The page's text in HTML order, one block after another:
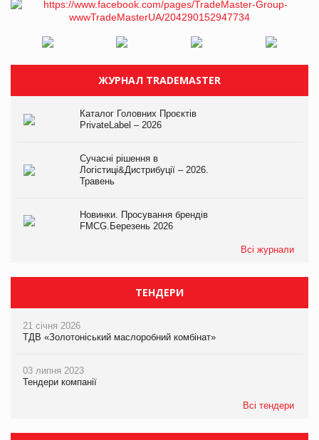
ЖУРНАЛ TRADEMASTER
Каталог Головних Проєктів
PrivateLabel – 2026
Сучасні рішення в
Логістиці&Дистрибуції – 2026.
Травень
Новинки. Просування брендів
FMCG.Березень 2026
Всі журнали
ТЕНДЕРИ
21 січня 2026
ТДВ «Золотоніський маслоробний комбінат»
03 липня 2023
Тендери компанії
Всі тендери